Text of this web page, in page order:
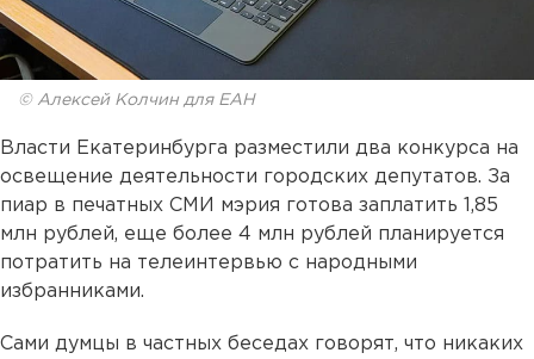
© Алексей Колчин для ЕАН
Власти Екатеринбурга разместили два конкурса на
освещение деятельности городских депутатов. За
пиар в печатных СМИ мэрия готова заплатить 1,85
млн рублей, еще более 4 млн рублей планируется
потратить на телеинтервью с народными
избранниками.
Сами думцы в частных беседах говорят, что никаких